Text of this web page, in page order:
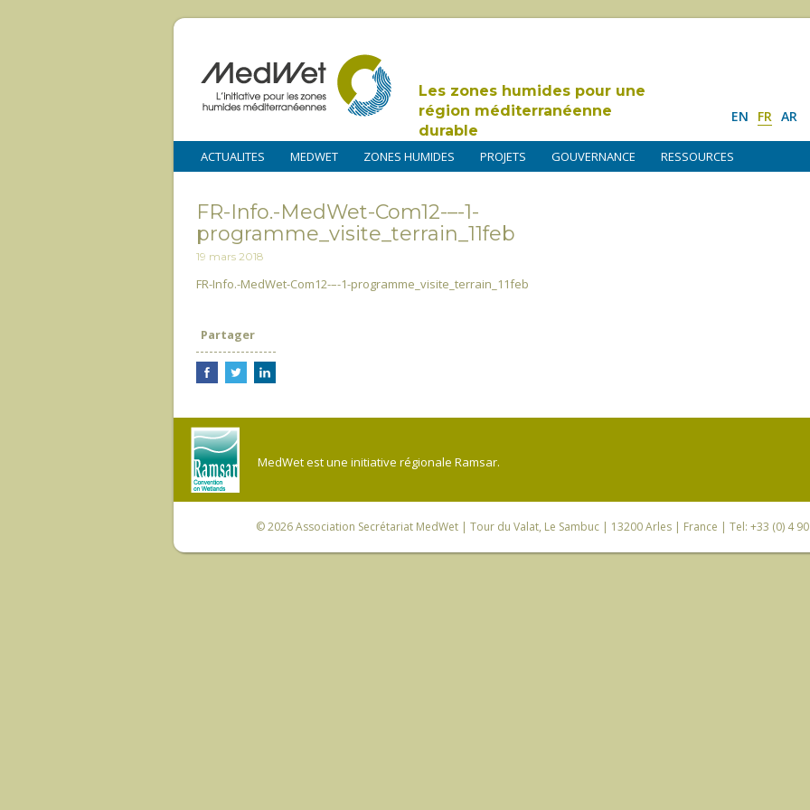
Les zones humides pour une
région méditerranéenne
durable
EN FR AR
ACTUALITES MEDWET ZONES HUMIDES PROJETS GOUVERNANCE RESSOURCES
FR-Info.-MedWet-Com12-–-1-
programme_visite_terrain_11feb
19 mars 2018
FR-Info.-MedWet-Com12-–-1-programme_visite_terrain_11feb
Partager
MedWet est une initiative régionale Ramsar.
© 2026Association Secrétariat MedWet | Tour du Valat, Le Sambuc | 13200 Arles | France | Tel: +33 (0) 4